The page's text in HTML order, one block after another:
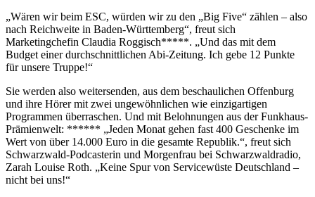
„Wären wir beim ESC, würden wir zu den „Big Five“ zählen – also
nach Reichweite in Baden-Württemberg“, freut sich
Marketingchefin Claudia Roggisch*****. „Und das mit dem
Budget einer durchschnittlichen Abi-Zeitung. Ich gebe 12 Punkte
für unsere Truppe!“
Sie werden also weitersenden, aus dem beschaulichen Offenburg
und ihre Hörer mit zwei ungewöhnlichen wie einzigartigen
Programmen überraschen. Und mit Belohnungen aus der Funkhaus-
Prämienwelt: ****** „Jeden Monat gehen fast 400 Geschenke im
Wert von über 14.000 Euro in die gesamte Republik.“, freut sich
Schwarzwald-Podcasterin und Morgenfrau bei Schwarzwaldradio,
Zarah Louise Roth. „Keine Spur von Servicewüste Deutschland –
nicht bei uns!“